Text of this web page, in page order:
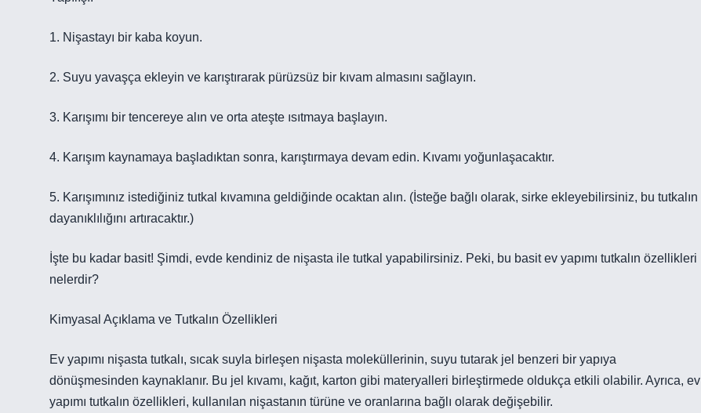
1. Nişastayı bir kaba koyun.
2. Suyu yavaşça ekleyin ve karıştırarak pürüzsüz bir kıvam almasını sağlayın.
3. Karışımı bir tencereye alın ve orta ateşte ısıtmaya başlayın.
4. Karışım kaynamaya başladıktan sonra, karıştırmaya devam edin. Kıvamı yoğunlaşacaktır.
5. Karışımınız istediğiniz tutkal kıvamına geldiğinde ocaktan alın. (İsteğe bağlı olarak, sirke ekleyebilirsiniz, bu tutkalın
dayanıklılığını artıracaktır.)
İşte bu kadar basit! Şimdi, evde kendiniz de nişasta ile tutkal yapabilirsiniz. Peki, bu basit ev yapımı tutkalın özellikleri
nelerdir?
Kimyasal Açıklama ve Tutkalın Özellikleri
Ev yapımı nişasta tutkalı, sıcak suyla birleşen nişasta moleküllerinin, suyu tutarak jel benzeri bir yapıya
dönüşmesinden kaynaklanır. Bu jel kıvamı, kağıt, karton gibi materyalleri birleştirmede oldukça etkili olabilir. Ayrıca, ev
yapımı tutkalın özellikleri, kullanılan nişastanın türüne ve oranlarına bağlı olarak değişebilir.